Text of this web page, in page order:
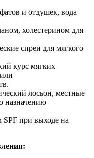
и отдушек, вода
холестерином для
спреи для мягкого
курс мягких
лосьон, местные
назначению
SPF при выходе на